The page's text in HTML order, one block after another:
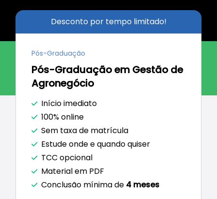
Desconto por tempo limitado!
Pós-Graduação
Pós-Graduação em Gestão de
Agronegócio
Início imediato
100% online
Sem taxa de matrícula
Estude onde e quando quiser
TCC opcional
Material em PDF
Conclusão mínima de 4 meses